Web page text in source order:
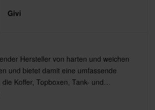
Givi
Hersteller von harten und weichen
und bietet damit eine umfassende
Koffer, Topboxen, Tank- und
Givi Produkte sind für ihre gute